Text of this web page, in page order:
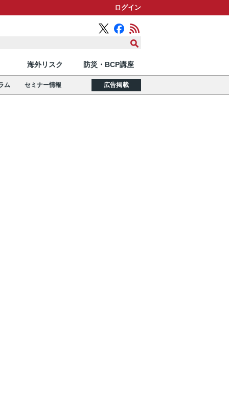
ログイン
海外リスク 防災・BCP講座
ム セミナー情報 広告掲載